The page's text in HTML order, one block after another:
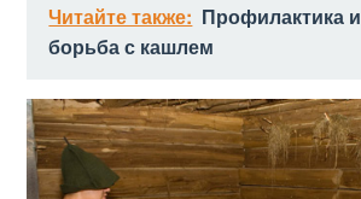
Читайте также: Профилактика и
борьба с кашлем